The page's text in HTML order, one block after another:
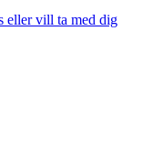
eller vill ta med dig